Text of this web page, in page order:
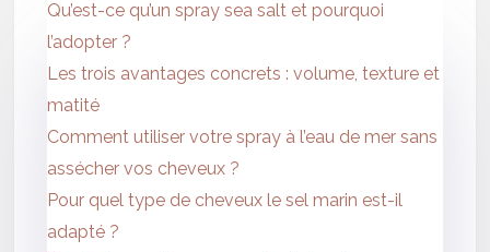
Qu’est-ce qu’un spray sea salt et pourquoi
l’adopter ?
Les trois avantages concrets : volume, texture et
matité
Comment utiliser votre spray à l’eau de mer sans
assécher vos cheveux ?
Pour quel type de cheveux le sel marin est-il
adapté ?